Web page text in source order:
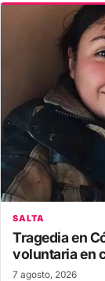
SALTA
Tragedia en
voluntaria en
7 agosto, 2026